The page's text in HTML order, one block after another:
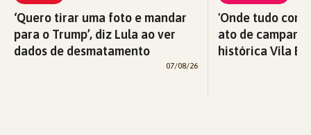
‘Quero tirar uma foto e mandar
para o Trump’, diz Lula ao ver
dados de desmatamento
07/08/26
'Onde tudo
ato de
histórica Vila